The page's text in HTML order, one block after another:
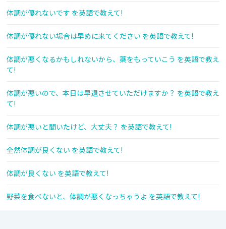
体調が優れないです を英語で教えて!
体調が優れない場合は早めに来てください を英語で教えて!
体調が悪くなるかもしれないから、薬をもっていこう を英語で教え
て!
体調が悪いので、本日は早退させていただけますか？ を英語で教え
て!
体調が悪いと聞いたけど、大丈夫？ を英語で教えて!
全然体調が良くない を英語で教えて!
体調が良くない を英語で教えて!
野菜を食べないと、体調が悪くなっちゃうよ を英語で教えて!